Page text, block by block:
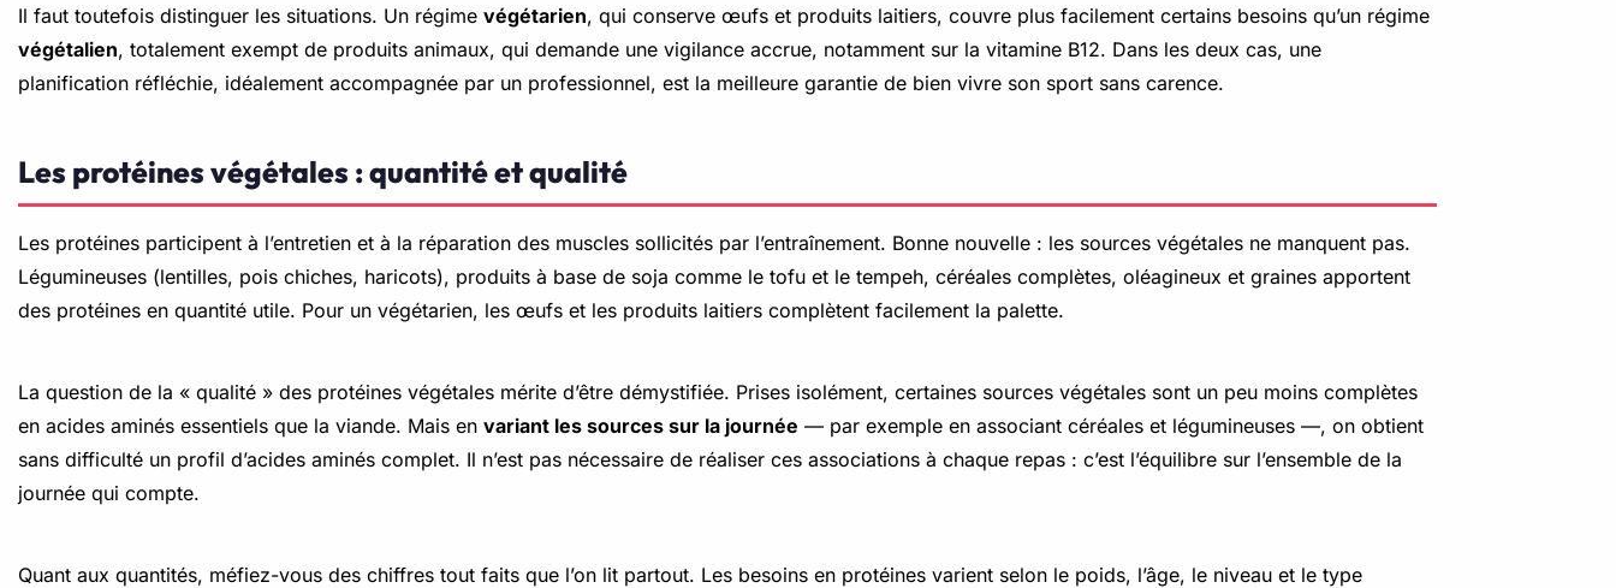
Il faut toutefois distinguer les situations. Un régime végétarien, qui conserve œufs et produits laitiers, couvre plus facilement certains besoins qu’un régime
végétalien, totalement exempt de produits animaux, qui demande une vigilance accrue, notamment sur la vitamine B12. Dans les deux cas, une
planification réfléchie, idéalement accompagnée par un professionnel, est la meilleure garantie de bien vivre son sport sans carence.
Les protéines végétales : quantité et qualité
Les protéines participent à l’entretien et à la réparation des muscles sollicités par l’entraînement. Bonne nouvelle : les sources végétales ne manquent pas.
Légumineuses (lentilles, pois chiches, haricots), produits à base de soja comme le tofu et le tempeh, céréales complètes, oléagineux et graines apportent
des protéines en quantité utile. Pour un végétarien, les œufs et les produits laitiers complètent facilement la palette.
La question de la « qualité » des protéines végétales mérite d’être démystifiée. Prises isolément, certaines sources végétales sont un peu moins complètes
en acides aminés essentiels que la viande. Mais en variant les sources sur la journée — par exemple en associant céréales et légumineuses —, on obtient
sans difficulté un profil d’acides aminés complet. Il n’est pas nécessaire de réaliser ces associations à chaque repas : c’est l’équilibre sur l’ensemble de la
journée qui compte.
Quant aux quantités, méfiez-vous des chiffres tout faits que l’on lit partout. Les besoins en protéines varient selon le poids, l’âge, le niveau et le type